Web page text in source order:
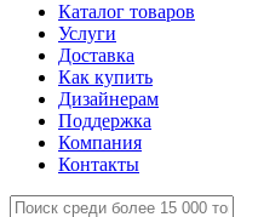
Каталог товаров
Услуги
Доставка
Как купить
Дизайнерам
Поддержка
Компания
Контакты